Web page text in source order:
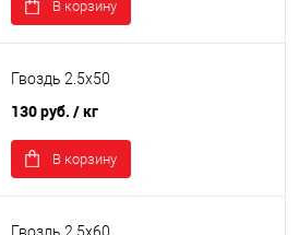
В корзину
Гвоздь 2.5х50
130 руб. / кг
В корзину